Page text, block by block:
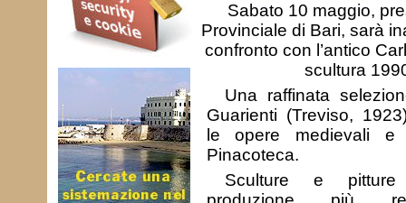
Sabato 10 maggio,
Provinciale di Bari, sarà
confronto con l’antico
scultura
Una raffinata
Guarienti (Treviso,
le opere medievali e
Pinacoteca.
Sculture e pitture